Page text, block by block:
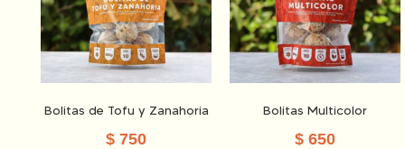
Bolitas de Tofu y Zanahoria
$ 750
Bolitas Multicolor
$ 650